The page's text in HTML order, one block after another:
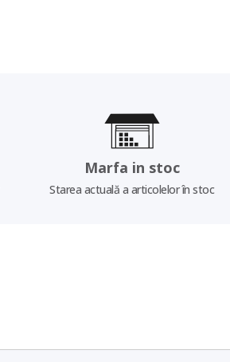
Marfa in stoc
Starea actuală a articolelor în stoc